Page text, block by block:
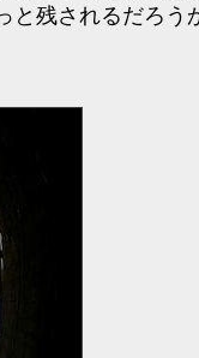
と残されるだろう